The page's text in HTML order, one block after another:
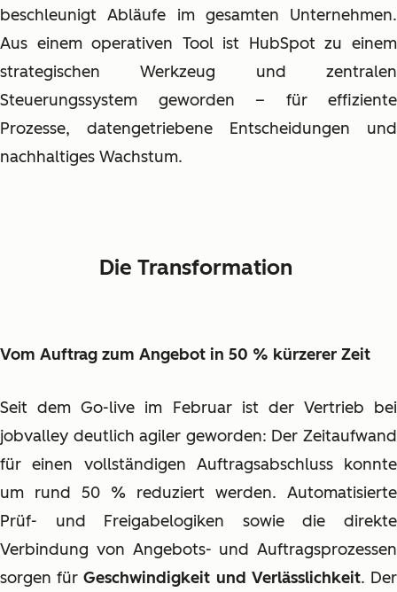
beschleunigt Abläufe im gesamten Unternehmen.
Aus einem operativen Tool ist HubSpot zu einem
strategischen Werkzeug und zentralen
Steuerungssystem geworden – für effiziente
Prozesse, datengetriebene Entscheidungen und
nachhaltiges Wachstum.
Die Transformation
Vom Auftrag zum Angebot in 50 % kürzerer Zeit
Seit dem Go-live im Februar ist der Vertrieb bei
jobvalley deutlich agiler geworden: Der Zeitaufwand
für einen vollständigen Auftragsabschluss konnte
um rund 50 % reduziert werden. Automatisierte
Prüf- und Freigabelogiken sowie die direkte
Verbindung von Angebots- und Auftragsprozessen
sorgen fürGeschwindigkeit und Verlässlichkeit. Der